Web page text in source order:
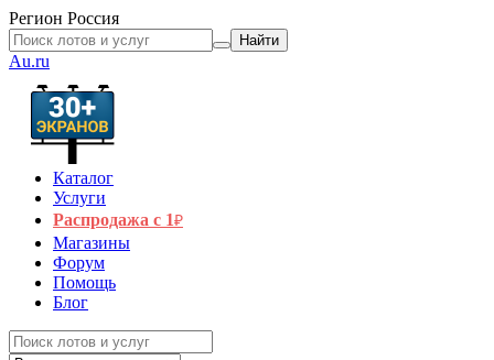
Регион Россия
Найти
Au.ru
Каталог
Услуги
Распродажа с 1₽
Магазины
Форум
Помощь
Блог